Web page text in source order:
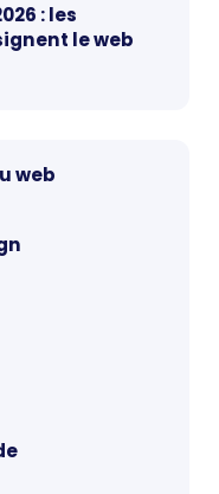
: les
le web
web